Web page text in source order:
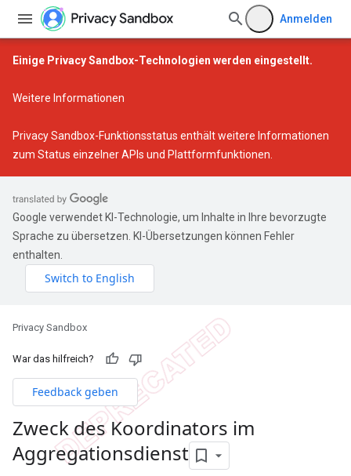
Anmelden
Einige Privacy Sandbox-Technologien werden eingestellt.
Weitere Informationen
Privacy Sandbox-Funktionsstatus enthält weitere Informationen
zum Status einzelner APIs und Plattformfunktionen.
Google verwendet KI-Technologie, um Inhalte in Ihre bevorzugte
Sprache zu übersetzen. KI-Übersetzungen können Fehler
enthalten.
Privacy Sandbox
War das hilfreich?
Feedback geben
Zweck des Koordinators im
Aggregationsdienst